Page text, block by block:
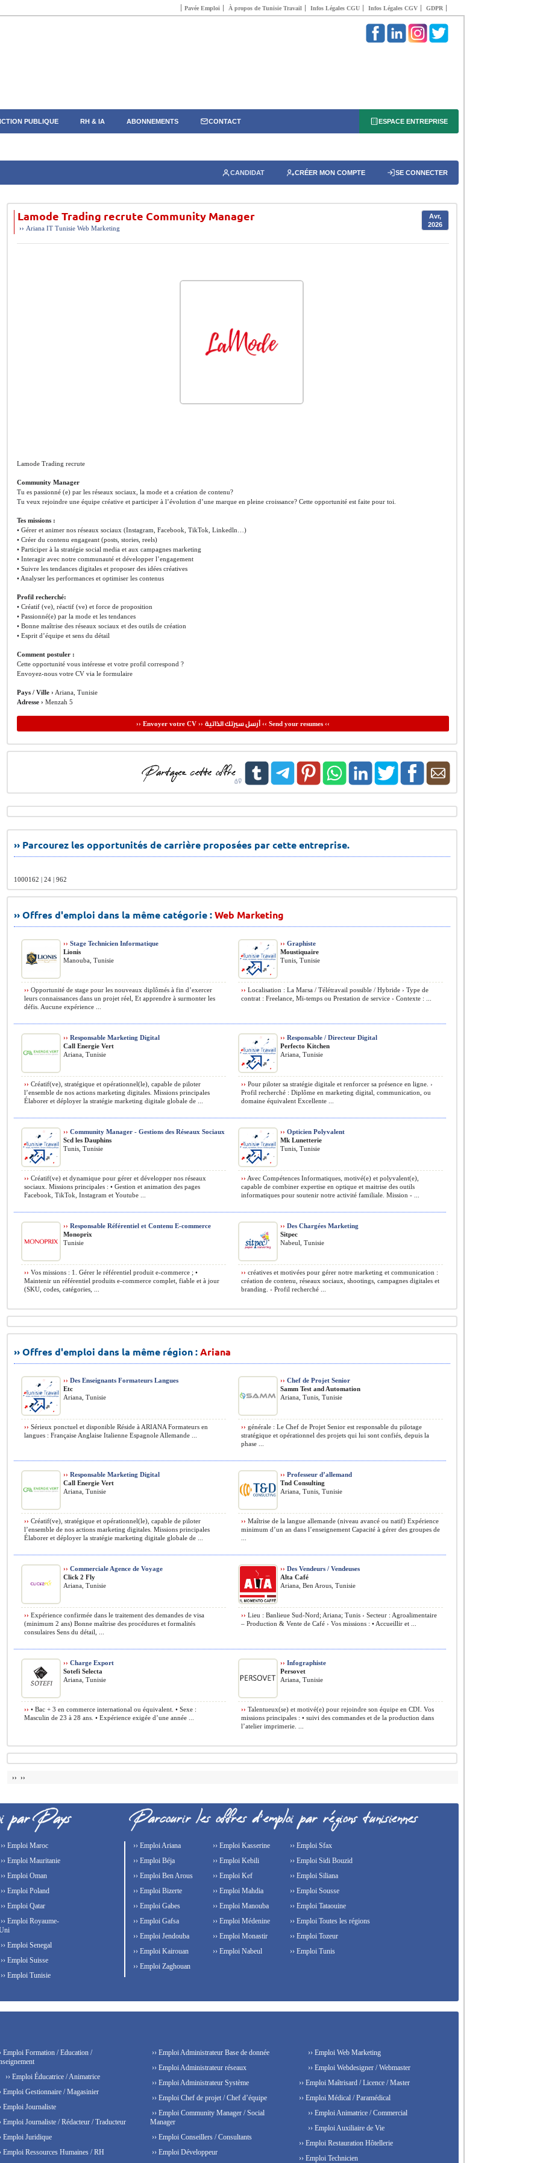
Pavée Emploi À propos de Tunisie Travail Infos Légales CGU Infos Légales CGV GDPR
PUBLIQUE RH & IA ABONNEMENTS CONTACT ESPACE ENTREPRISE
CANDIDAT CRÉER MON COMPTE SE CONNECTER
Lamode Trading recrute Community Manager
Avr,
2026
›› Ariana IT Tunisie Web Marketing
Lamode Trading recrute
Community Manager
Tu es passionné (e) par les réseaux sociaux, la mode et a création de contenu?
Tu veux rejoindre une équipe créative et participer à l’évolution d’une marque en pleine croissance? Cette opportunité est faite pour toi.
Tes missions :
• Gérer et animer nos réseaux sociaux (Instagram, Facebook, TikTok, Linkedln…)
• Créer du contenu engageant (posts, stories, reels)
• Participer à la stratégie social media et aux campagnes marketing
• Interagir avec notre communauté et développer l’engagement
• Suivre les tendances digitales et proposer des idées créatives
• Analyser les performances et optimiser les contenus
Profil recherché:
• Créatif (ve), réactif (ve) et force de proposition
• Passionné(e) par la mode et les tendances
• Bonne maîtrise des réseaux sociaux et des outils de création
• Esprit d’équipe et sens du détail
Comment postuler :
Cette opportunité vous intéresse et votre profil correspond ?
Envoyez-nous votre CV via le formulaire
Pays / Ville › Ariana, Tunisie
Adresse › Menzah 5
›› Envoyer votre CV ›› أرسل سيرتك الذاتية‹‹ Send your resumes ‹‹
›› Parcourez les opportunités de carrière proposées par cette entreprise.
1000162 | 24 | 962
›› Offres d'emploi dans la même catégorie :Web Marketing
›› Stage Technicien Informatique
Lionis
Manouba, Tunisie
›› Opportunité de stage pour les nouveaux diplômés à fin d’exercer
leurs connaissances dans un projet réel, Et apprendre à surmonter les
défis. Aucune expérience ...
›› Graphiste
Moustiquaire
Tunis, Tunisie
›› Localisation : La Marsa / Télétravail possible / Hybride › Type de
contrat : Freelance, Mi-temps ou Prestation de service › Contexte : ...
›› Responsable Marketing Digital
Call Energie Vert
Ariana, Tunisie
›› Créatif(ve), stratégique et opérationnel(le), capable de piloter
l’ensemble de nos actions marketing digitales. Missions principales
Élaborer et déployer la stratégie marketing digitale globale de ...
›› Responsable / Directeur Digital
Perfecto Kitchen
Ariana, Tunisie
›› Pour piloter sa stratégie digitale et renforcer sa présence en ligne. ›
Profil recherché : Diplôme en marketing digital, communication, ou
domaine équivalent Excellente ...
›› Community Manager - Gestions des Réseaux Sociaux
Scd les Dauphins
Tunis, Tunisie
›› Créatif(ve) et dynamique pour gérer et développer nos réseaux
sociaux. Missions principales : • Gestion et animation des pages
Facebook, TikTok, Instagram et Youtube ...
›› Opticien Polyvalent
Mk Lunetterie
Tunis, Tunisie
›› Avec Compétences Informatiques, motivé(e) et polyvalent(e),
capable de combiner expertise en optique et maitrise des outils
informatiques pour soutenir notre activité familiale. Mission - ...
›› Responsable Référentiel et Contenu E-commerce
Monoprix
Tunisie
›› Vos missions : 1. Gérer le référentiel produit e-commerce ; •
Maintenir un référentiel produits e-commerce complet, fiable et à jour
(SKU, codes, catégories, ...
›› Des Chargées Marketing
Sitpec
Nabeul, Tunisie
›› créatives et motivées pour gérer notre marketing et communication :
création de contenu, réseaux sociaux, shootings, campagnes digitales et
branding. › Profil recherché ...
›› Offres d'emploi dans la même région :Ariana
›› Des Enseignants Formateurs Langues
Etc
Ariana, Tunisie
›› Sérieux ponctuel et disponible Réside à ARIANA Formateurs en
langues : Française Anglaise Italienne Espagnole Allemande ...
›› Chef de Projet Senior
Samm Test and Automation
Ariana, Tunis, Tunisie
›› générale : Le Chef de Projet Senior est responsable du pilotage
stratégique et opérationnel des projets qui lui sont confiés, depuis la
phase ...
›› Responsable Marketing Digital
Call Energie Vert
Ariana, Tunisie
›› Créatif(ve), stratégique et opérationnel(le), capable de piloter
l’ensemble de nos actions marketing digitales. Missions principales
Élaborer et déployer la stratégie marketing digitale globale de ...
›› Professeur d’allemand
Tnd Consulting
Ariana, Tunis, Tunisie
›› Maîtrise de la langue allemande (niveau avancé ou natif) Expérience
minimum d’un an dans l’enseignement Capacité à gérer des groupes de
›› Commerciale Agence de Voyage
Click 2 Fly
Ariana, Tunisie
›› Expérience confirmée dans le traitement des demandes de visa
(minimum 2 ans) Bonne maîtrise des procédures et formalités
consulaires Sens du détail, ...
›› Des Vendeurs / Vendeuses
Alta Café
Ariana, Ben Arous, Tunisie
›› Lieu : Banlieue Sud-Nord; Ariana; Tunis › Secteur : Agroalimentaire
– Production & Vente de Café › Vos missions : • Accueillir et ...
›› Charge Export
Sotefi Selecta
Ariana, Tunisie
›› • Bac + 3 en commerce international ou équivalent. • Sexe :
Masculin de 23 à 28 ans. • Expérience exigée d’une année ...
›› Infographiste
Persovet
Ariana, Tunisie
›› Talentueux(se) et motivé(e) pour rejoindre son équipe en CDI. Vos
missions principales : • suivi des commandes et de la production dans
l’atelier imprimerie. ...
›› ››
›› Emploi Maroc
›› Emploi Mauritanie
›› Emploi Oman
›› Emploi Poland
›› Emploi Qatar
›› Emploi Royaume-
›› Emploi Senegal
›› Emploi Suisse
›› Emploi Tunisie
›› Emploi Ariana
›› Emploi Béja
›› Emploi Ben Arous
›› Emploi Bizerte
›› Emploi Gabes
›› Emploi Gafsa
›› Emploi Jendouba
›› Emploi Kairouan
›› Emploi Kasserine
›› Emploi Kebili
›› Emploi Kef
›› Emploi Mahdia
›› Emploi Manouba
›› Emploi Médenine
›› Emploi Monastir
›› Emploi Nabeul
›› Emploi Sfax
›› Emploi Sidi Bouzid
›› Emploi Siliana
›› Emploi Sousse
›› Emploi Tataouine
›› Emploi Toutes les régions
›› Emploi Tozeur
›› Emploi Tunis
›› Emploi Zaghouan
Emploi Formation / Education /
›› Emploi Éducatrice / Animatrice
Emploi Gestionnaire / Magasinier
Emploi Journaliste
Emploi Journaliste / Rédacteur / Traducteur
Emploi Juridique
Emploi Ressources Humaines / RH
›› Emploi Administrateur Base de donnée
›› Emploi Administrateur réseaux
›› Emploi Administrateur Système
›› Emploi Chef de projet / Chef d’équipe
›› Emploi Community Manager / Social
Manager
›› Emploi Conseillers / Consultants
›› Emploi Développeur
›› Emploi Web Marketing
›› Emploi Webdesigner / Webmaster
›› Emploi Maîtrisard / Licence / Master
›› Emploi Médical / Paramédical
›› Emploi Animatrice / Commercial
›› Emploi Auxiliaire de Vie
›› Emploi Restauration Hôtellerie
›› Emploi Technicien